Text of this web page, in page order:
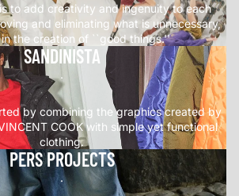
to add creativity and ingenuity to each
and eliminating what is unnecessary,
the creation of ``good things.''
SANDINISTA
.
by combining the graphics created by
COOK with simple yet functional
clothing.
PERS PROJECTS
.